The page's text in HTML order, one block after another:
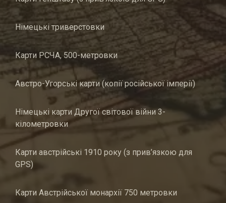
Німецькі триверстовки
Карти РСЧА, 500-метровки
Австро-Угорські карти (копії російської імперії)
Німецькі карти Другої світової війни 3-
кілометровки
Карти австрійські 1910 року (з прив’язкою для
GPS)
Карти Австрійської монархії 750 метровки